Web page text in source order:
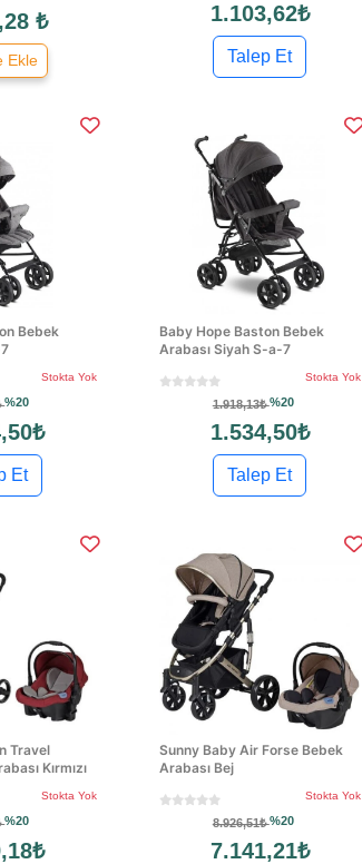
₺
Ekle
1.103,62₺
Talep Et
Bebek
Stokta Yok
%20
Et
Baby Hope Baston Bebek
Arabası Siyah S-a-7
Stokta Yok
1.918,13₺%20
1.534,50₺
Talep Et
Travel
Kırmızı
Stokta Yok
%20
Sunny Baby Air Forse Bebek
Arabası Bej
Stokta Yok
8.926,51₺%20
7.141,21₺